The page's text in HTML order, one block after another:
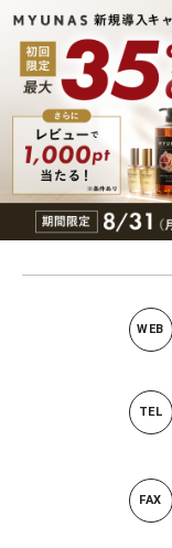
WEB
TEL
FAX